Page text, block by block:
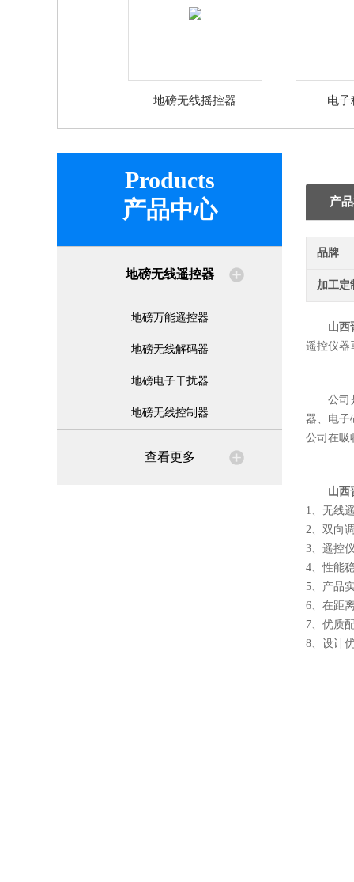
地磅无线摇控器 电子
Products
产品中心
地磅无线遥控器
地磅万能遥控器
地磅无线解码器
地磅电子干扰器
地磅无线控制器
查看更多
产
品牌
加工定
山西
遥控仪器
公司
器、电子
公司在吸
山西
1、无线
2、双向
3、遥控
4、性能
5、产品
6、在距
7、优质
8、设计